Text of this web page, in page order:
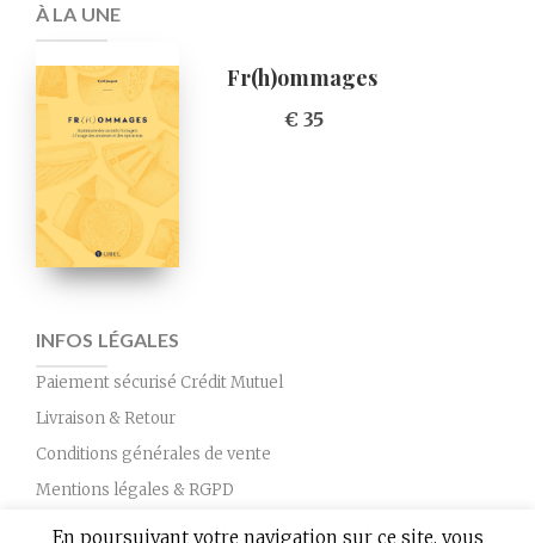
À LA UNE
Fr(h)ommages
€ 35
INFOS LÉGALES
Paiement sécurisé Crédit Mutuel
Livraison & Retour
Conditions générales de vente
Mentions légales & RGPD
Nous contacter
En poursuivant votre navigation sur ce site, vous